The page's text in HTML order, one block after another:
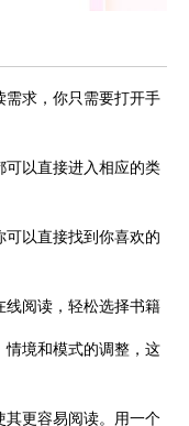
求，你只需要打开手
以直接进入相应的类
以直接找到你喜欢的
阅读，轻松选择书籍
境和模式的调整，这
更容易阅读。用一个